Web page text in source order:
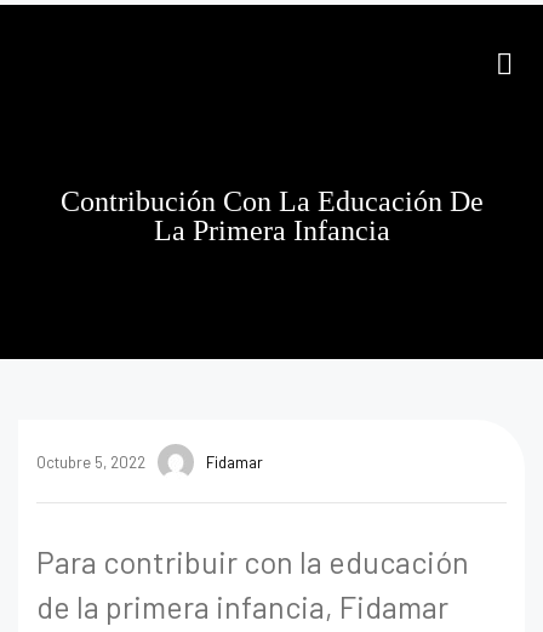
Contribución Con La Educación De
La Primera Infancia
Octubre 5, 2022 Fidamar
Para contribuir con la educación
de la primera infancia, Fidamar